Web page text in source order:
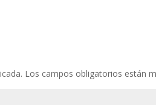
Los campos obligatorios están